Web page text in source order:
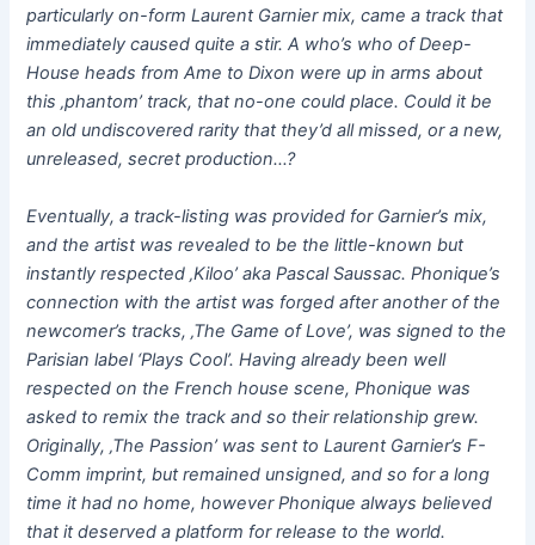
particularly on-form Laurent Garnier mix, came a track that
immediately caused quite a stir. A who’s who of Deep-
House heads from Ame to Dixon were up in arms about
this ‚phantom’ track, that no-one could place. Could it be
an old undiscovered rarity that they’d all missed, or a new,
unreleased, secret production…?
Eventually, a track-listing was provided for Garnier’s mix,
and the artist was revealed to be the little-known but
instantly respected ‚Kiloo’ aka Pascal Saussac. Phonique’s
connection with the artist was forged after another of the
newcomer’s tracks, ‚The Game of Love’, was signed to the
Parisian label ‘Plays Cool’. Having already been well
respected on the French house scene, Phonique was
asked to remix the track and so their relationship grew.
Originally, ‚The Passion’ was sent to Laurent Garnier’s F-
Comm imprint, but remained unsigned, and so for a long
time it had no home, however Phonique always believed
that it deserved a platform for release to the world.